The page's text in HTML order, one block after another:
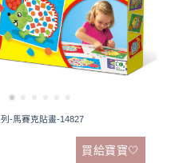
-馬賽克貼畫-14827
買給寶寶🤍